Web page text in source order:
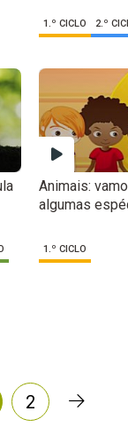
1.º CICLO 2.º
Animais:
algumas
1.º CICLO
2